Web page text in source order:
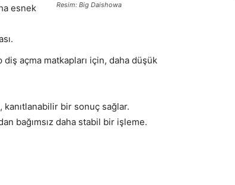
Resim: Big Daishowa
esnek
açma matkapları için, daha düşük
bir sonuç sağlar.
bağımsız daha stabil bir işleme.